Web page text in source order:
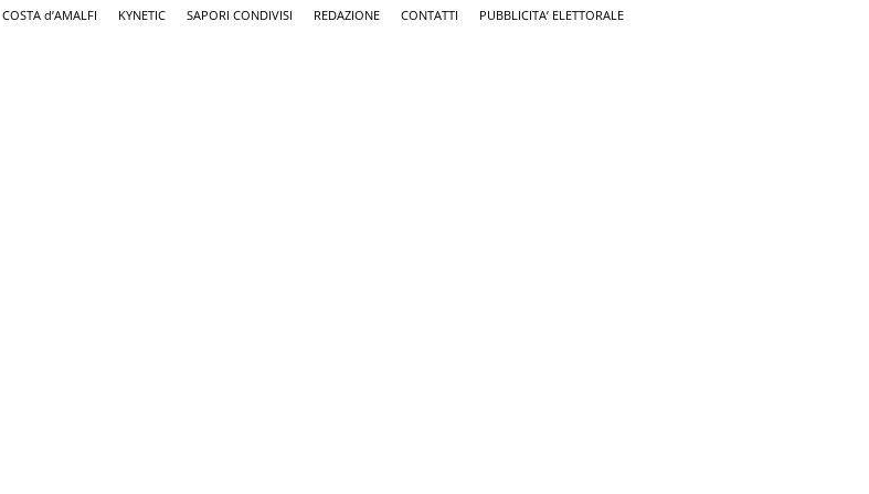
COSTA d’AMALFI KYNETIC SAPORI CONDIVISI REDAZIONE CONTATTI PUBBLICITA’ ELETTORALE